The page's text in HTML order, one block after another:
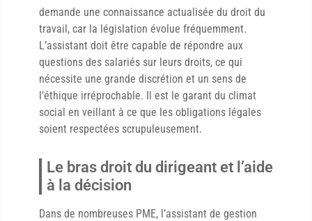
demande une connaissance actualisée du droit du
travail, car la législation évolue fréquemment.
L’assistant doit être capable de répondre aux
questions des salariés sur leurs droits, ce qui
nécessite une grande discrétion et un sens de
l’éthique irréprochable. Il est le garant du climat
social en veillant à ce que les obligations légales
soient respectées scrupuleusement.
Le bras droit du dirigeant et l’aide
à la décision
Dans de nombreuses PME, l’assistant de gestion